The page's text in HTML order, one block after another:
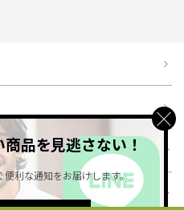
品を見逃さない！
利な通知をお届けします。